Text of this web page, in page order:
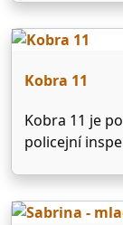
previously
work helps
Kobra 11
Kobra 11 je
policejní
zvláštnímu
rodném